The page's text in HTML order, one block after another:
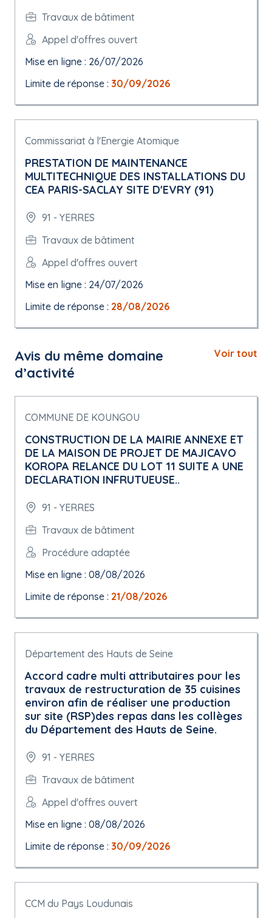
Travaux de bâtiment
Appel d'offres ouvert
Mise en ligne : 26/07/2026
Limite de réponse : 30/09/2026
Commissariat à l'Energie Atomique
PRESTATION DE MAINTENANCE
MULTITECHNIQUE DES INSTALLATIONS DU
CEA PARIS-SACLAY SITE D'EVRY (91)
91 - YERRES
Travaux de bâtiment
Appel d'offres ouvert
Mise en ligne : 24/07/2026
Limite de réponse : 28/08/2026
Avis du même domaine
d’activité
Voir tout
COMMUNE DE KOUNGOU
CONSTRUCTION DE LA MAIRIE ANNEXE ET
DE LA MAISON DE PROJET DE MAJICAVO
KOROPA RELANCE DU LOT 11 SUITE A UNE
DECLARATION INFRUTUEUSE..
91 - YERRES
Travaux de bâtiment
Procédure adaptée
Mise en ligne : 08/08/2026
Limite de réponse : 21/08/2026
Département des Hauts de Seine
Accord cadre multi attributaires pour les
travaux de restructuration de 35 cuisines
environ afin de réaliser une production
sur site (RSP)des repas dans les collèges
du Département des Hauts de Seine.
91 - YERRES
Travaux de bâtiment
Appel d'offres ouvert
Mise en ligne : 08/08/2026
Limite de réponse : 30/09/2026
CCM du Pays Loudunais